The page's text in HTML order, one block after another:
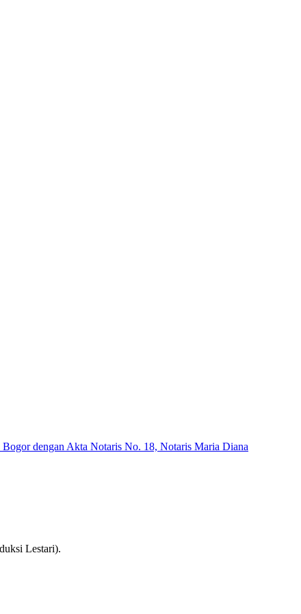
dengan Akta Notaris No. 18, Notaris Maria Diana
Lestari).